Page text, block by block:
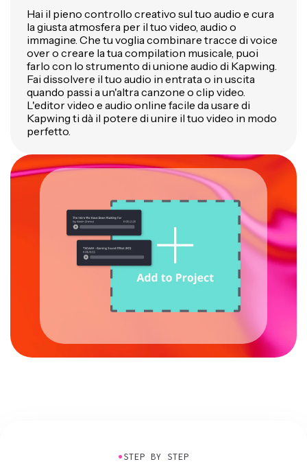
Hai il pieno controllo creativo sul tuo audio e cura
la giusta atmosfera per il tuo video, audio o
immagine. Che tu voglia combinare tracce di voice
over o creare la tua compilation musicale, puoi
farlo con lo strumento di unione audio di Kapwing.
Fai dissolvere il tuo audio in entrata o in uscita
quando passi a un'altra canzone o clip video.
L'editor video e audio online facile da usare di
Kapwing ti dà il potere di unire il tuo video in modo
perfetto.
●STEP BY STEP